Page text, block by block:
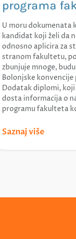
programa
U moru dokumenata
kandidat koji želi da
odnosno aplicira za
stranom fakultetu,
zbunjuje mnoge,
Bolonjske
Dodatak diplomi,
dosta informacija o
programu fakulteta
Saznaj više